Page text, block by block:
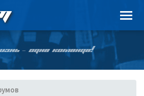
– ОДНА КОМАНДА!